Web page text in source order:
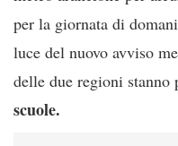
per la giornata di
luce del nuovo avviso
delle due regioni stanno
scuole.